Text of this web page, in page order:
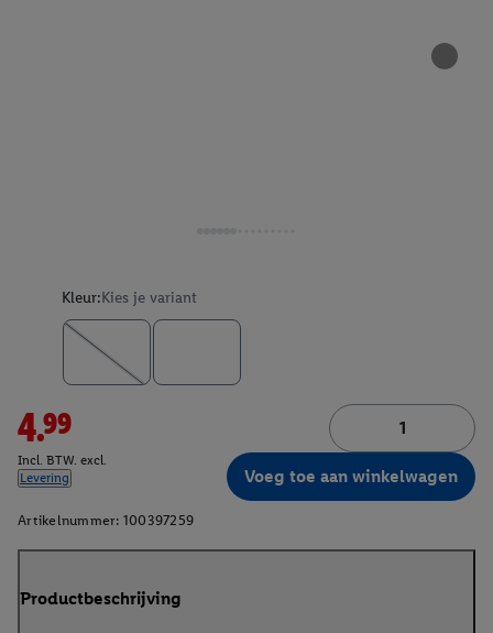
Kleur:Kies je variant
4.99
Incl. BTW. excl.
Levering
Voeg toe aan winkelwagen
Artikelnummer: 100397259
Productbeschrijving